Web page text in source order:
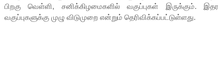
பிறகு வெள்ளி, சனிக்கிழமைகளில் வகுப்புகள் இருக்கும். இதர
வகுப்புகளுக்கு முழு விடுமுறை என்றும் தெரிவிக்கப்பட்டுள்ளது.